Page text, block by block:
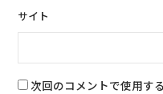
サイト
次回のコメントで使用す